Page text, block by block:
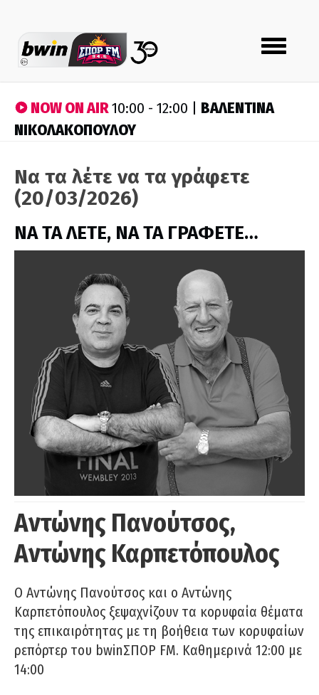
Toggle
navigation
NOW ON AIR10:00 - 12:00 | ΒΑΛΕΝΤΙΝΑ
ΝΙΚΟΛΑΚΟΠΟΥΛΟΥ
Να τα λέτε να τα γράφετε
(20/03/2026)
ΝΑ ΤΑ ΛΕΤΕ, ΝΑ ΤΑ ΓΡΑΦΕΤΕ…
Αντώνης Πανούτσος,
Αντώνης Καρπετόπουλος
Ο Αντώνης Πανούτσος και ο Αντώνης
Καρπετόπουλος ξεψαχνίζουν τα κορυφαία θέματα
της επικαιρότητας με τη βοήθεια των κορυφαίων
ρεπόρτερ του bwinΣΠΟΡ FM. Καθημερινά 12:00 με
14:00